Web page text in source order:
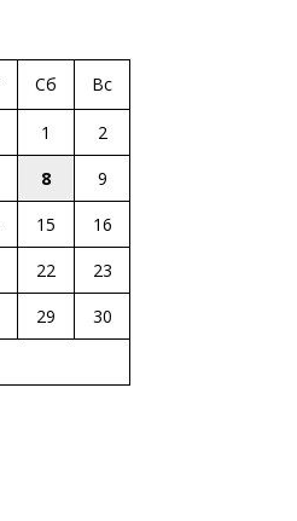
Сб Вс
1
2
8
9
15
16
22
23
29
30